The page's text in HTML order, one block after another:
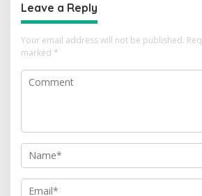
Leave a Reply
Your email address will not be published.
marked *